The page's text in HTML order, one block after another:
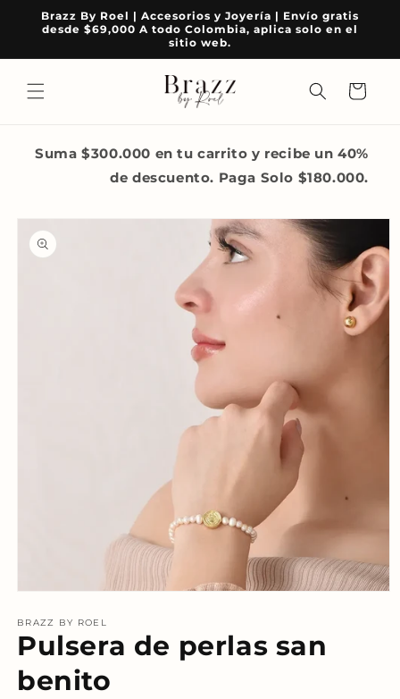
directamente
al contenido
Brazz By Roel | Accesorios y Joyería | Envío gratis
desde $69,000 A todo Colombia, aplica solo en el
sitio web.
Carrito
Suma $300.000 en tu carrito y recibe un 40%
de descuento. Paga Solo $180.000.
directamente
información
multimedia
1
en
ventana
modal
BRAZZ BY ROEL
Pulsera de perlas san
benito